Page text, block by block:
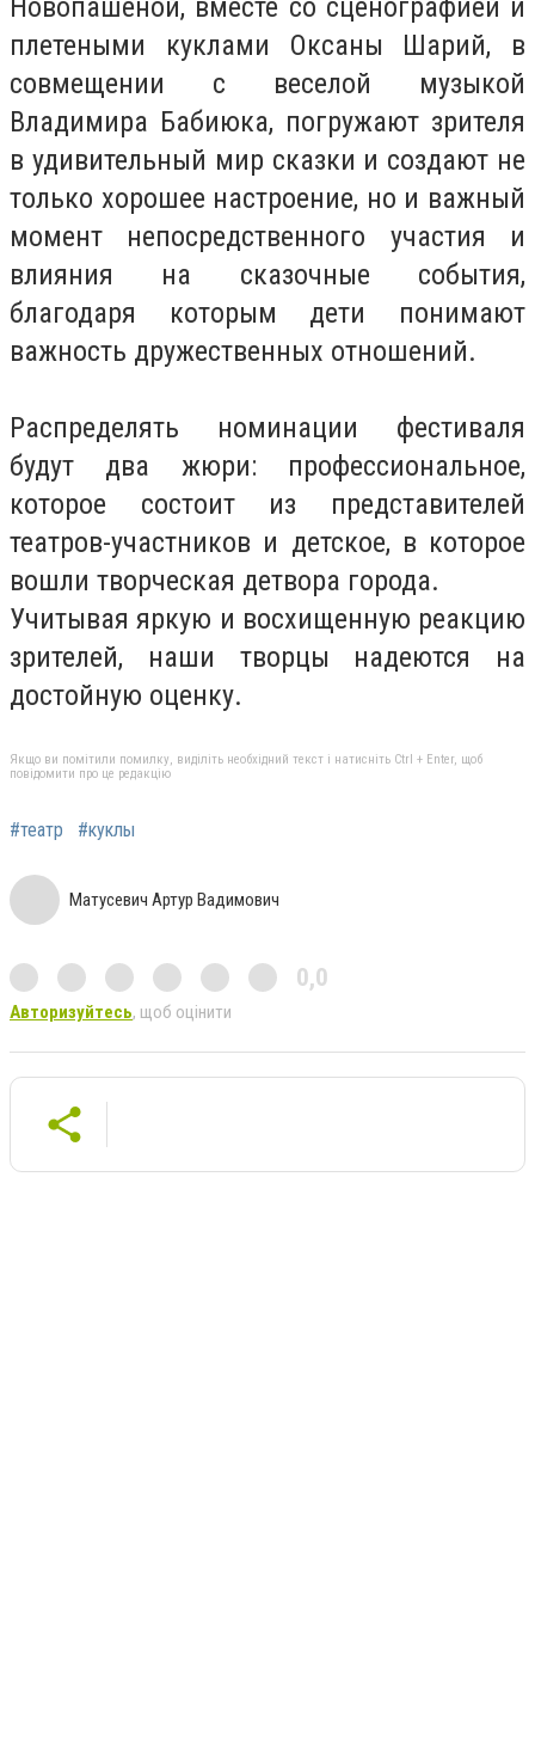
Новопашеной, вместе со сценографией и
плетеными куклами Оксаны Шарий, в
совмещении с веселой музыкой
Владимира Бабиюка, погружают зрителя
в удивительный мир сказки и создают не
только хорошее настроение, но и важный
момент непосредственного участия и
влияния на сказочные события,
благодаря которым дети понимают
важность дружественных отношений.
Распределять номинации фестиваля
будут два жюри: профессиональное,
которое состоит из представителей
театров-участников и детское, в которое
вошли творческая детвора города.
Учитывая яркую и восхищенную реакцию
зрителей, наши творцы надеются на
достойную оценку.
Якщо ви помітили помилку, виділіть необхідний текст і натисніть Ctrl + Enter, щоб
повідомити про це редакцію
#театр #куклы
Матусевич Артур Вадимович
0,0
Авторизуйтесь, щоб оцінити